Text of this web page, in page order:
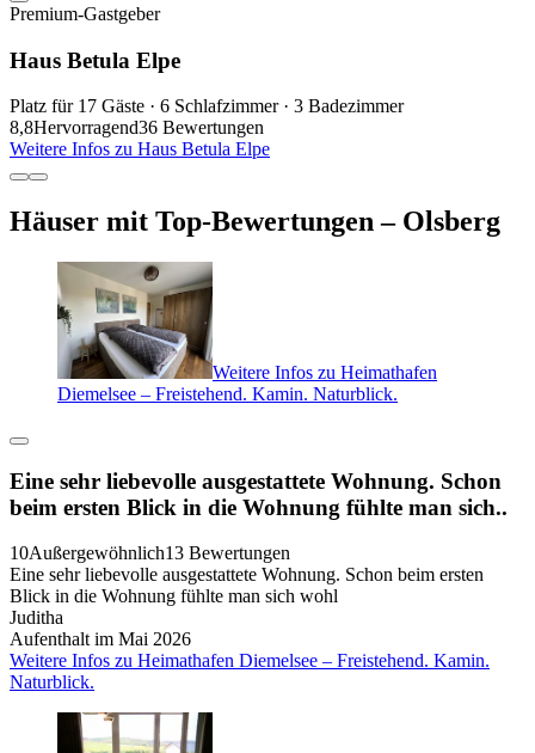
Premium-Gastgeber
Haus Betula Elpe
Platz für 17 Gäste · 6 Schlafzimmer · 3 Badezimmer
8,8Hervorragend36 Bewertungen
Weitere Infos zu Haus Betula Elpe
Häuser mit Top-Bewertungen – Olsberg
Weitere Infos zu Heimathafen
Diemelsee – Freistehend. Kamin. Naturblick.
Eine sehr liebevolle ausgestattete Wohnung. Schon
beim ersten Blick in die Wohnung fühlte man sich..
10Außergewöhnlich13 Bewertungen
Eine sehr liebevolle ausgestattete Wohnung. Schon beim ersten
Blick in die Wohnung fühlte man sich wohl
Juditha
Aufenthalt im Mai 2026
Weitere Infos zu Heimathafen Diemelsee – Freistehend. Kamin.
Naturblick.